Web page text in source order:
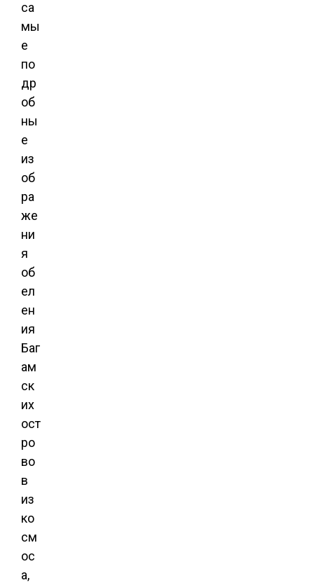
са
мы
е
по
др
об
ны
е
из
об
ра
же
ни
я
об
ел
ен
ия
Баг
ам
ск
их
ост
ро
во
в
из
ко
см
ос
а,